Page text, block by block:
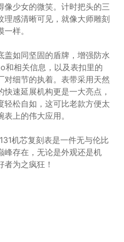
像少女的微笑。计时把头的三
理感清晰可见，就像大师雕刻
样。
盖如同坚固的盾牌，增强防水
和相关信息，以及表扣里的
细节的执着。表带采用天然
速延展机构更是一大亮点，
轻松自如，这可比老款方便太
上的伟大应用。
机芯复刻表是一件无与伦比
峰存在，无论是外观还是机
为之疯狂！